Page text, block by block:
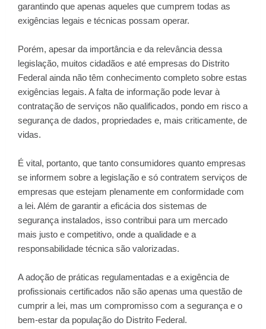
garantindo que apenas aqueles que cumprem todas as
exigências legais e técnicas possam operar.
Porém, apesar da importância e da relevância dessa
legislação, muitos cidadãos e até empresas do Distrito
Federal ainda não têm conhecimento completo sobre estas
exigências legais. A falta de informação pode levar à
contratação de serviços não qualificados, pondo em risco a
segurança de dados, propriedades e, mais criticamente, de
vidas.
É vital, portanto, que tanto consumidores quanto empresas
se informem sobre a legislação e só contratem serviços de
empresas que estejam plenamente em conformidade com
a lei. Além de garantir a eficácia dos sistemas de
segurança instalados, isso contribui para um mercado
mais justo e competitivo, onde a qualidade e a
responsabilidade técnica são valorizadas.
A adoção de práticas regulamentadas e a exigência de
profissionais certificados não são apenas uma questão de
cumprir a lei, mas um compromisso com a segurança e o
bem-estar da população do Distrito Federal.